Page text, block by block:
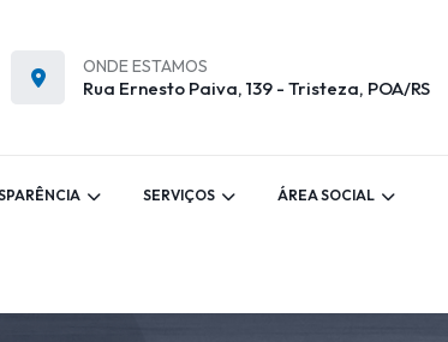
ONDE ESTAMOS
Rua Ernesto Paiva, 139 - Tristeza, POA/RS
SERVIÇOS ÁREA SOCIAL